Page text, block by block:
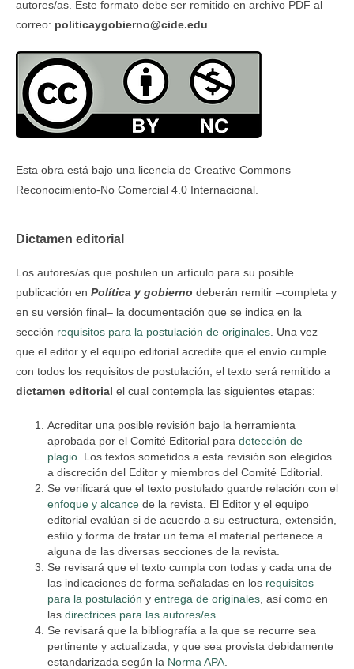
autores/as. Este formato debe ser remitido en archivo PDF al
correo: politicaygobierno@cide.edu
Esta obra está bajo una licencia de Creative Commons
Reconocimiento-No Comercial 4.0 Internacional.
Dictamen editorial
Los autores/as que postulen un artículo para su posible
publicación en Política y gobierno deberán remitir –completa y
en su versión final– la documentación que se indica en la
sección requisitos para la postulación de originales . Una vez
que el editor y el equipo editorial acredite que el envío cumple
con todos los requisitos de postulación, el texto será remitido a
dictamen editorial el cual contempla las siguientes etapas:
Acreditar una posible revisión bajo la herramienta
aprobada por el Comité Editorial para detección de
plagio . Los textos sometidos a esta revisión son elegidos
a discreción del Editor y miembros del Comité Editorial.
Se verificará que el texto postulado guarde relación con el
enfoque y alcance de la revista. El Editor y el equipo
editorial evalúan si de acuerdo a su estructura, extensión,
estilo y forma de tratar un tema el material pertenece a
alguna de las diversas secciones de la revista.
Se revisará que el texto cumpla con todas y cada una de
las indicaciones de forma señaladas en los requisitos
para la postulación y entrega de originales , así como en
las directrices para las autores/es
Se revisará que la bibliografía a la que se recurre sea
pertinente y actualizada, y que sea provista debidamente
estandarizada según la Norma APA